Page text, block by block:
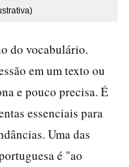
do vocabulário.
em um texto ou
e pouco precisa. É
essenciais para
Uma das
é "ao